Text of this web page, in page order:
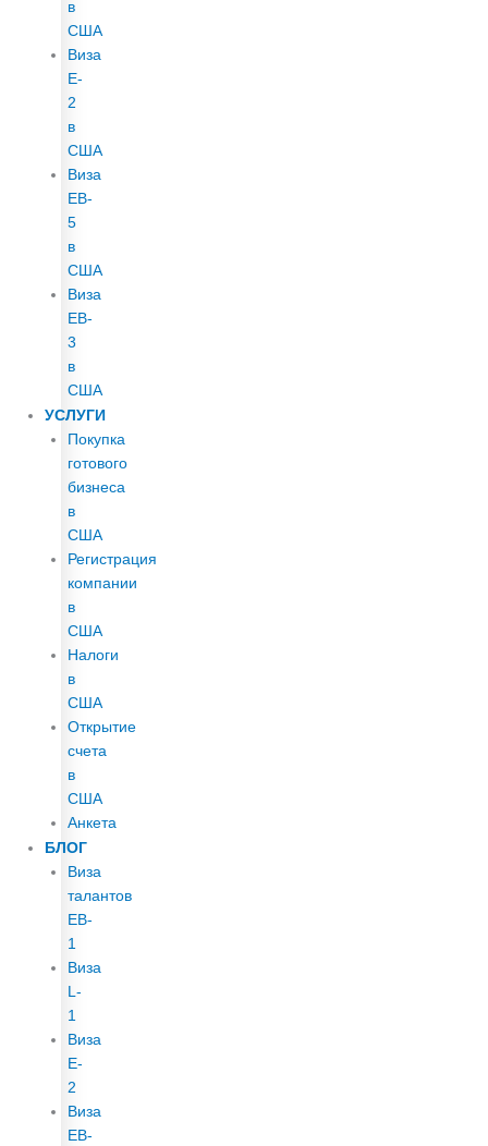
в
США
Виза
E-
2
в
США
Виза
EB-
5
в
США
Виза
EB-
3
в
США
УСЛУГИ
Покупка
готового
бизнеса
в
США
Регистрация
компании
в
США
Налоги
в
США
Открытие
счета
в
США
Анкета
БЛОГ
Виза
талантов
EB-
1
Виза
L-
1
Виза
E-
2
Виза
EB-